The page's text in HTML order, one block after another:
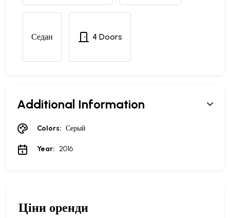
Седан 4 Doors
Additional Information
Colors: Серый
Year: 2016
Ціни оренди